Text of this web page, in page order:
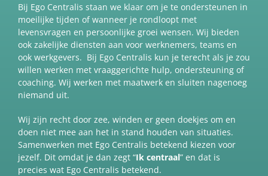
Bij Ego Centralis staan we klaar om je te ondersteunen in
moeilijke tijden of wanneer je rondloopt met
levensvragen en persoonlijke groei wensen. Wij bieden
ook zakelijke diensten aan voor werknemers, teams en
ook werkgevers. Bij Ego Centralis kun je terecht als je zou
willen werken met vraaggerichte hulp, ondersteuning of
coaching. Wij werken met maatwerk en sluiten nagenoeg
niemand uit.
Wij zijn recht door zee, winden er geen doekjes om en
doen niet mee aan het in stand houden van situaties.
Samenwerken met Ego Centralis betekend kiezen voor
jezelf. Dit omdat je dan zegt “Ik centraal” en dat is
precies wat Ego Centralis betekend.